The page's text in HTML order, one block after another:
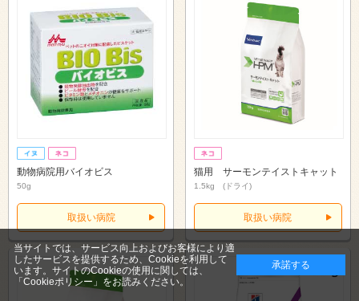
動物病院用バイオビス
50g
取扱い病院
猫用 サーモンテイストキャット
1.5kg (ドライ)
取扱い病院
当サイトでは、サービス向上およびお客様により適
したサービスを提供するため、Cookieを利用して
います。サイトのCookieの使用に関しては、
「Cookieポリシー」 をお読みください。
承諾する